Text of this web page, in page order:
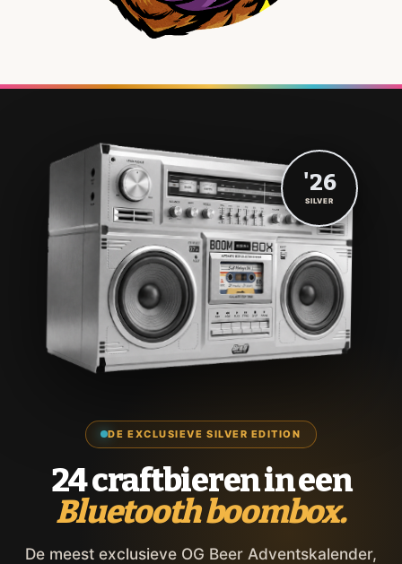
DE EXCLUSIEVE SILVER EDITION
24 craftbieren in een
Bluetooth boombox.
De meest exclusieve OG Beer Adventskalender,
'26
SILVER